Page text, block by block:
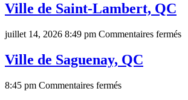
Ville de Saint-Lambert, QC
juillet 14, 2026 8:49 pm Commentaires ferméssur
Ville de Saguenay, QC
8:45 pm Commentaires ferméssur